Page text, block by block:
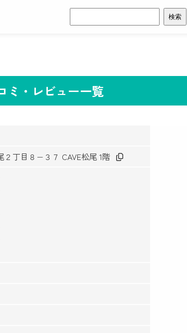
索:
ミ・レビュー一覧
２丁目８−３７ CAVE松尾 1階